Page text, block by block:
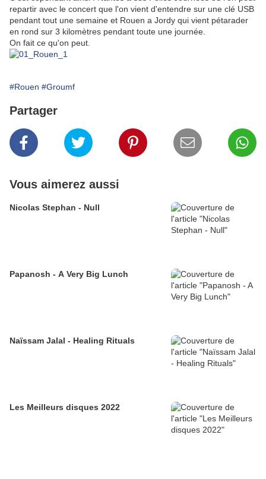
repartir avec le concert que l'on vient d'entendre sur une clé USB
pendant tout une semaine et Rouen a Jordy qui vient pétarader
en rond sur 3 kilomètres pendant toute une journée.
On fait ce qu'on peut.
#Rouen #Groumf
Partager
Vous aimerez aussi
Nicolas Stephan - Null
Papanosh - A Very Big Lunch
Naïssam Jalal - Healing Rituals
Les Meilleurs disques 2022